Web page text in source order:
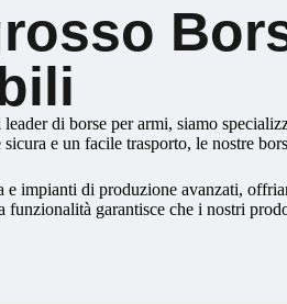
di borse per armi, siamo
sicura e un facile trasporto, le nostre
e impianti di produzione avanzati,
funzionalità garantisce che i nostri